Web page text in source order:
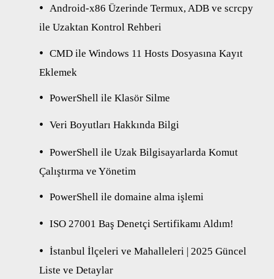
Android-x86 Üzerinde Termux, ADB ve scrcpy
ile Uzaktan Kontrol Rehberi
CMD ile Windows 11 Hosts Dosyasına Kayıt
Eklemek
PowerShell ile Klasör Silme
Veri Boyutları Hakkında Bilgi
PowerShell ile Uzak Bilgisayarlarda Komut
Çalıştırma ve Yönetim
PowerShell ile domaine alma işlemi
ISO 27001 Baş Denetçi Sertifikamı Aldım!
İstanbul İlçeleri ve Mahalleleri | 2025 Güncel
Liste ve Detaylar